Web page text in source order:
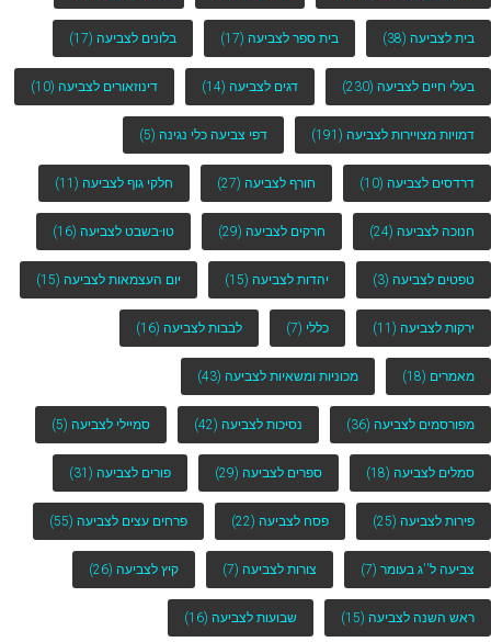
בית לצביעה (38) בית ספר לצביעה (17) בלונים לצביעה (17)
בעלי חיים לצביעה (230) דגים לצביעה (14) דינוזאורים לצביעה (10)
דמויות מצויירות לצביעה (191) דפי צביעה כלי נגינה (5)
דרדסים לצביעה (10) חורף לצביעה (27) חלקי גוף לצביעה (11)
חנוכה לצביעה (24) חרקים לצביעה (29) טו-בשבט לצביעה (16)
טפטים לצביעה (3) יהדות לצביעה (15) יום העצמאות לצביעה (15)
ירקות לצביעה (11) כללי (7) לבבות לצביעה (16)
מאמרים (18) מכוניות ומשאיות לצביעה (43)
מפורסמים לצביעה (36) נסיכות לצביעה (42) סמיילי לצביעה (5)
סמלים לצביעה (18) ספרים לצביעה (29) פורים לצביעה (31)
פירות לצביעה (25) פסח לצביעה (22) פרחים עצים לצביעה (55)
צביעה ל''ג בעומר (7) צורות לצביעה (7) קיץ לצביעה (26)
ראש השנה לצביעה (15) שבועות לצביעה (16)